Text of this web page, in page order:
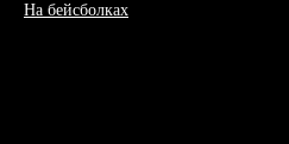
На бейсболках